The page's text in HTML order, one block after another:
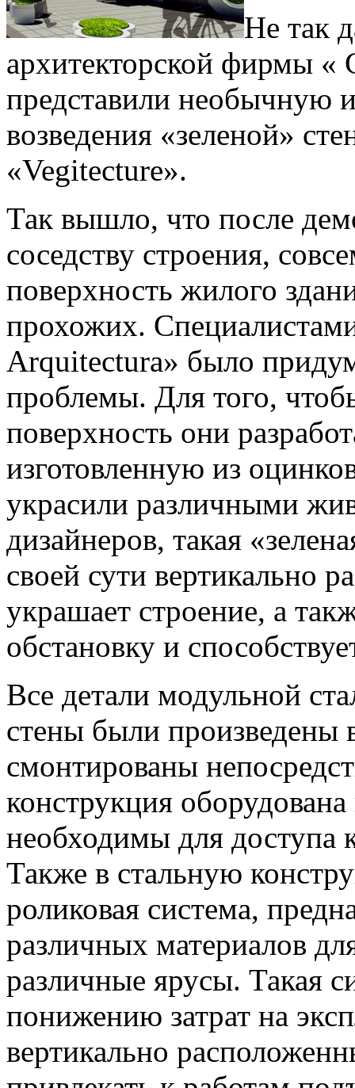
Не так
архитекторской фирмы «
представили необычную
возведения «зеленой»
«Vegitecture».
Так вышло, что после
соседству строения,
поверхность жилого
прохожих.
Arquitectura» было
проблемы. Для того,
поверхность они
изготовленную из
украсили различными
дизайнеров, такая
своей сути вертикально
украшает строение, а
обстановку и
Все детали модульной
стены были произведены
смонтированы
конструкция
необходимы для доступа
Также в стальную
роликовая система,
различных материалов
различные ярусы. Такая
понижению затрат на
вертикально